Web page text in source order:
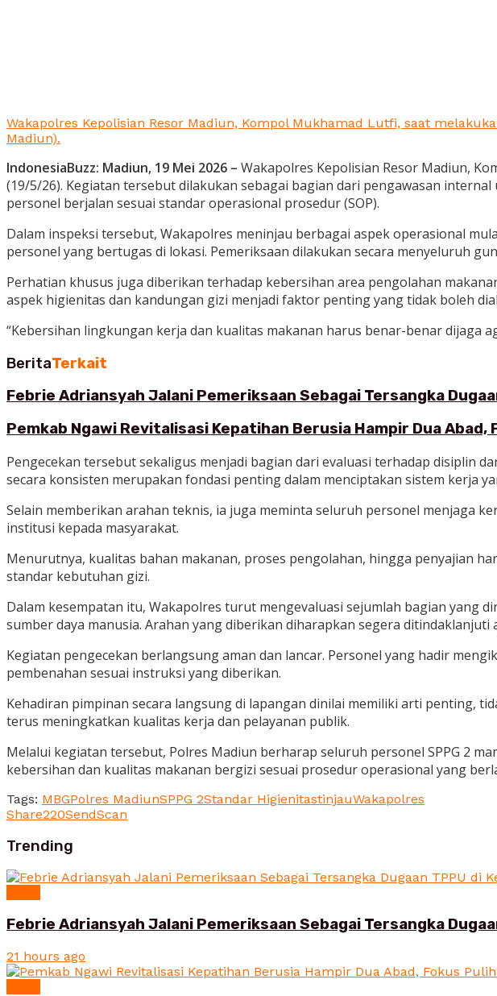
Wakapolres Kepolisian Resor Madiun, Kompol Mukhamad Lutfi, saat
Madiun).
IndonesiaBuzz: Madiun, 19 Mei 2026 – Wakapolres Kepolisian Resor Madiun,
(19/5/26). Kegiatan tersebut dilakukan sebagai bagian dari pengawasan
personel berjalan sesuai standar operasional prosedur (SOP).
Dalam inspeksi tersebut, Wakapolres meninjau berbagai aspek operasional
personel yang bertugas di lokasi. Pemeriksaan dilakukan secara menyeluruh
Perhatian khusus juga diberikan terhadap kebersihan area pengolahan
aspek higienitas dan kandungan gizi menjadi faktor penting yang tidak boleh
“Kebersihan lingkungan kerja dan kualitas makanan harus benar-benar dijaga
BeritaTerkait
Febrie Adriansyah Jalani Pemeriksaan Sebagai Tersangka
Pemkab Ngawi Revitalisasi Kepatihan Berusia Hampir Dua Abad,
Pengecekan tersebut sekaligus menjadi bagian dari evaluasi terhadap disiplin
secara konsisten merupakan fondasi penting dalam menciptakan sistem kerja
Selain memberikan arahan teknis, ia juga meminta seluruh personel menjaga
institusi kepada masyarakat.
Menurutnya, kualitas bahan makanan, proses pengolahan, hingga penyajian
standar kebutuhan gizi.
Dalam kesempatan itu, Wakapolres turut mengevaluasi sejumlah bagian yang
sumber daya manusia. Arahan yang diberikan diharapkan segera ditindaklanjuti
Kegiatan pengecekan berlangsung aman dan lancar. Personel yang hadir
pembenahan sesuai instruksi yang diberikan.
Kehadiran pimpinan secara langsung di lapangan dinilai memiliki arti penting,
terus meningkatkan kualitas kerja dan pelayanan publik.
Melalui kegiatan tersebut, Polres Madiun berharap seluruh personel SPPG 2
kebersihan dan kualitas makanan bergizi sesuai prosedur operasional yang
Tags: MBGPolres MadiunSPPG 2Standar HigienitastinjauWakapolres
Share220SendScan
Trending
Febrie Adriansyah Jalani Pemeriksaan Sebagai Tersangka
21 hours ago